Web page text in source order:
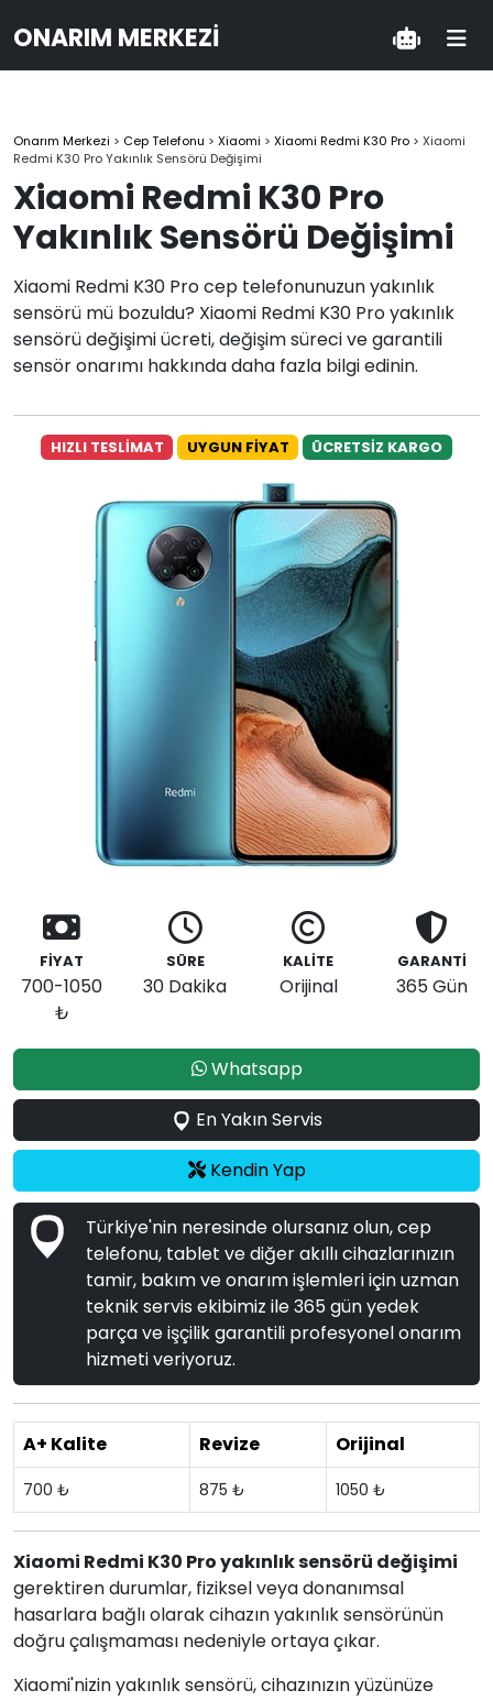
ONARIM MERKEZI
Onarım Merkezi > Cep Telefonu > Xiaomi > Xiaomi Redmi K30 Pro > Xiaomi
Redmi K30 Pro Yakınlık Sensörü Değişimi
Xiaomi Redmi K30 Pro
Yakınlık Sensörü Değişimi
Xiaomi Redmi K30 Pro cep telefonunuzun yakınlık
sensörü mü bozuldu? Xiaomi Redmi K30 Pro yakınlık
sensörü değişimi ücreti, değişim süreci ve garantili
sensör onarımı hakkında daha fazla bilgi edinin.
HIZLI TESLİMAT UYGUN FİYAT ÜCRETSİZ KARGO
FİYAT
700-1050
₺
SÜRE
30 Dakika
KALİTE
Orijinal
GARANTİ
365 Gün
Whatsapp
En Yakın Servis
Kendin Yap
Türkiye'nin neresinde olursanız olun, cep
telefonu, tablet ve diğer akıllı cihazlarınızın
tamir, bakım ve onarım işlemleri için uzman
teknik servis ekibimiz ile 365 gün yedek
parça ve işçilik garantili profesyonel onarım
hizmeti veriyoruz.
A+ Kalite Revize Orijinal
700 ₺ 875 ₺ 1050 ₺
Xiaomi Redmi K30 Pro yakınlık sensörü değişimi
gerektiren durumlar, fiziksel veya donanımsal
hasarlara bağlı olarak cihazın yakınlık sensörünün
doğru çalışmaması nedeniyle ortaya çıkar.
Xiaomi'nizin yakınlık sensörü, cihazınızın yüzünüze